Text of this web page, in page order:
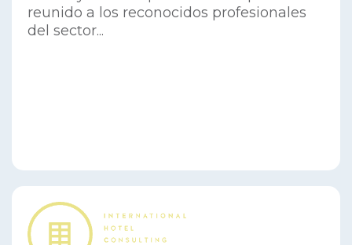
reunido a los reconocidos profesionales
del sector...